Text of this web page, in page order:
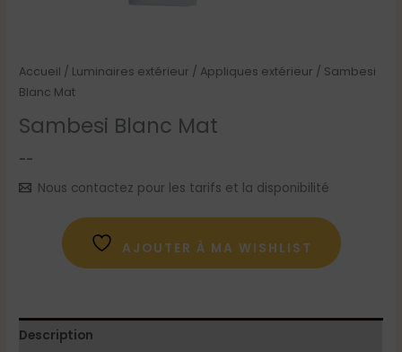
Accueil / Luminaires extérieur / Appliques extérieur / Sambesi
Blanc Mat
Sambesi Blanc Mat
--
Nous contactez pour les tarifs et la disponibilité
AJOUTER À MA WISHLIST
Description